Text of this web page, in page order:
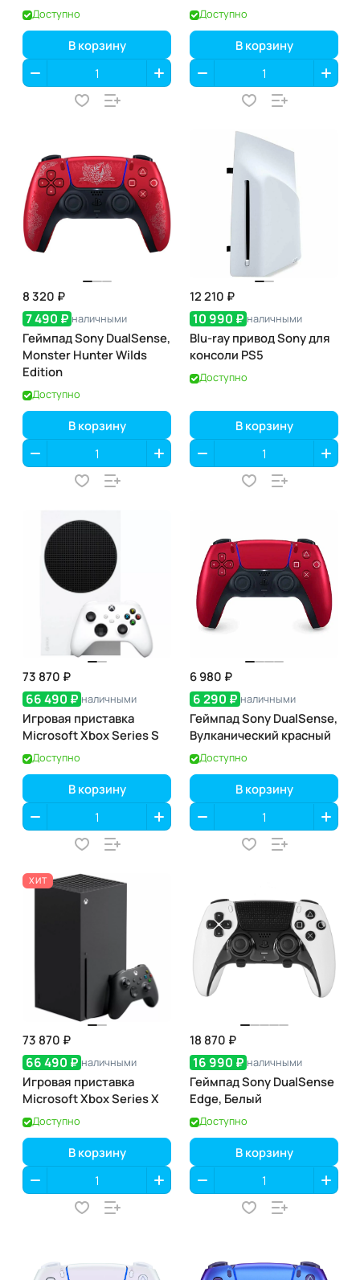
Доступно
В корзину
Доступно
В корзину
8 320 ₽
7 490 ₽ наличными
Геймпад Sony DualSense,
Monster Hunter Wilds
Edition
Доступно
В корзину
12 210 ₽
10 990 ₽ наличными
Blu-ray привод Sony для
консоли PS5
Доступно
В корзину
73 870 ₽
66 490 ₽ наличными
Игровая приставка
Microsoft Xbox Series S
Доступно
В корзину
6 980 ₽
6 290 ₽ наличными
Геймпад Sony DualSense,
Вулканический красный
Доступно
В корзину
ХИТ
73 870 ₽
66 490 ₽ наличными
Игровая приставка
Microsoft Xbox Series X
Доступно
В корзину
18 870 ₽
16 990 ₽ наличными
Геймпад Sony DualSense
Edge, Белый
Доступно
В корзину